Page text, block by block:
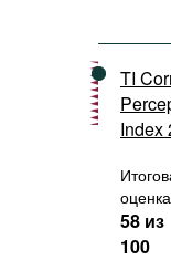
Фильмы
Подкасты
Книжная
TI
Index
58 из
100